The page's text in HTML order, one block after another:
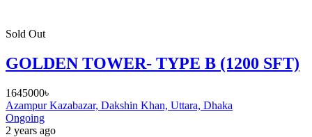
Sold Out
GOLDEN TOWER- TYPE B (1200 SFT)
1645000৳
Azampur Kazabazar, Dakshin Khan, Uttara, Dhaka
Ongoing
2 years ago